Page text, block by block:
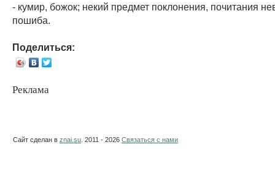
- кумир, божок; некий предмет поклонения, почитания
пошиба.
Поделиться:
Реклама
Сайт сделан в znai.su . 2011 - 2026 Связаться с нами